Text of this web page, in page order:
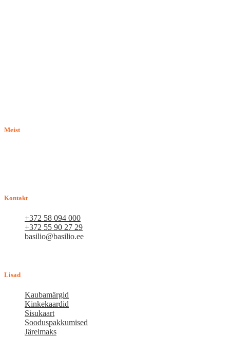
Meist
Kontakt
+372 58 094 000
+372 55 90 27 29
basilio@basilio.ee
Lisad
Kaubamärgid
Kinkekaardid
Sisukaart
Sooduspakkumised
Järelmaks